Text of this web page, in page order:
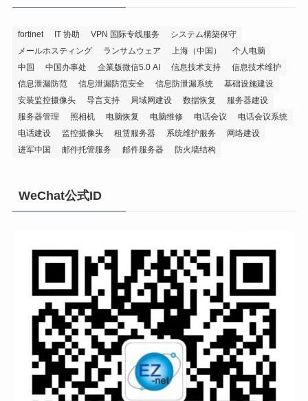
fortinet IT 协助 VPN 国际专线服务
システム構築保守
メールホスティング
ランサムウェア 上海（中国）
个人电脑
中国
中国办事处 企業版微信5.0 AI 信息技术支持
信息技术维护
信息泄漏防范
信息泄漏防范安全 信息防泄漏系统
基础设施建设
安装监控摄像头
导言支持 局域网建设 数据恢复
服务器建设
服务器管理
照相机 电脑恢复 电脑维修 电话会议
电话会议系统
电话建设
监控摄像头 租赁服务器 系统维护服务
网络建设
进军中国
邮件托管服务 邮件服务器 防火墙结构
WeChat公式ID